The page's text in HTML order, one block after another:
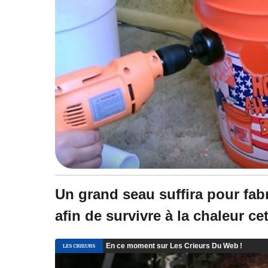
Un grand seau suffira pour
afin de survivre à la chaleur